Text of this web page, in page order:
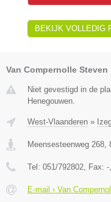
BEKIJK VOLLEDIG
Van Compernolle Steven
Niet gevestigd in de
Henegouwen.
West-Vlaanderen »
Meensesteenweg 268,
Tel: 051/792802, Fax: -
E-mail › Van